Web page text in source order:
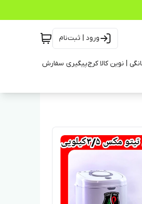
ورود | ثبت‌نام
| نوین کالا کرجپیگیری سفارش